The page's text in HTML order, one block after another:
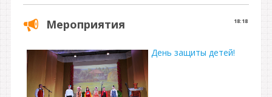
18:18
Мероприятия
День защиты детей!